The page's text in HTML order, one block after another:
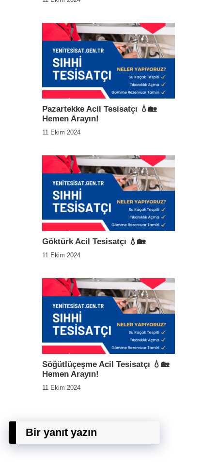
Pazartekke Acil Tesisatçı 💧🏡
Hemen Arayın!
11 Ekim 2024
Göktürk Acil Tesisatçı 💧🏡
11 Ekim 2024
Söğütlüçeşme Acil Tesisatçı 💧🏡
Hemen Arayın!
11 Ekim 2024
Bir yanıt yazın